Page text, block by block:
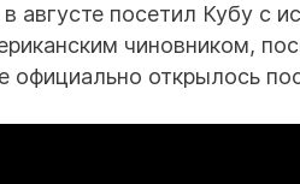
посетил Кубу с
чиновником,
официально открылось